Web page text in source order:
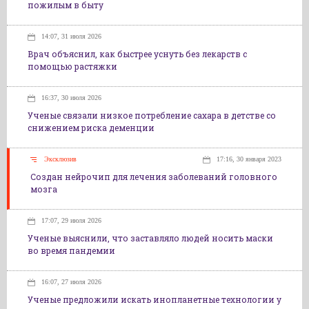
пожилым в быту
14:07, 31 июля 2026
Врач объяснил, как быстрее уснуть без лекарств с
помощью растяжки
16:37, 30 июля 2026
Ученые связали низкое потребление сахара в детстве со
снижением риска деменции
Эксклюзив 17:16, 30 января 2023
Создан нейрочип для лечения заболеваний головного
мозга
17:07, 29 июля 2026
Ученые выяснили, что заставляло людей носить маски
во время пандемии
16:07, 27 июля 2026
Ученые предложили искать инопланетные технологии у